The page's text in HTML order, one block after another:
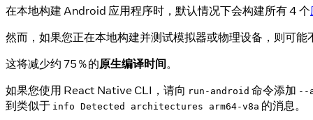
在本地构建 Android 应用程序时，默认情况下会构建所有 4 个
然而，如果您正在本地构建并测试模拟器或物理设备，则可
这将减少约 75％的原生编译时间。
如果您使用 React Native CLI，请向 run-android 命令添加 --
到类似于 info Detected architectures arm64-v8a 的消息。